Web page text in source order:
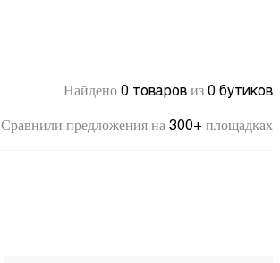
Найдено 0 товаров из 0 бутиков
Сравнили предложения на 300+ площадках